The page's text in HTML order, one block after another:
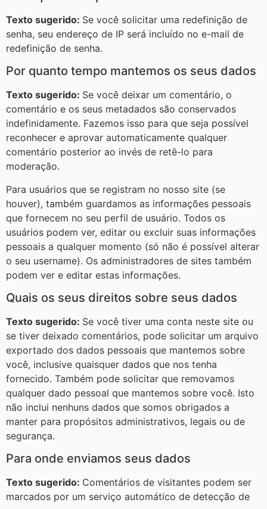
Texto sugerido: Se você solicitar uma redefinição de
senha, seu endereço de IP será incluído no e-mail de
redefinição de senha.
Por quanto tempo mantemos os seus dados
Texto sugerido: Se você deixar um comentário, o
comentário e os seus metadados são conservados
indefinidamente. Fazemos isso para que seja possível
reconhecer e aprovar automaticamente qualquer
comentário posterior ao invés de retê-lo para
moderação.
Para usuários que se registram no nosso site (se
houver), também guardamos as informações pessoais
que fornecem no seu perfil de usuário. Todos os
usuários podem ver, editar ou excluir suas informações
pessoais a qualquer momento (só não é possível alterar
o seu username). Os administradores de sites também
podem ver e editar estas informações.
Quais os seus direitos sobre seus dados
Texto sugerido: Se você tiver uma conta neste site ou
se tiver deixado comentários, pode solicitar um arquivo
exportado dos dados pessoais que mantemos sobre
você, inclusive quaisquer dados que nos tenha
fornecido. Também pode solicitar que removamos
qualquer dado pessoal que mantemos sobre você. Isto
não inclui nenhuns dados que somos obrigados a
manter para propósitos administrativos, legais ou de
segurança.
Para onde enviamos seus dados
Texto sugerido: Comentários de visitantes podem ser
marcados por um serviço automático de detecção de